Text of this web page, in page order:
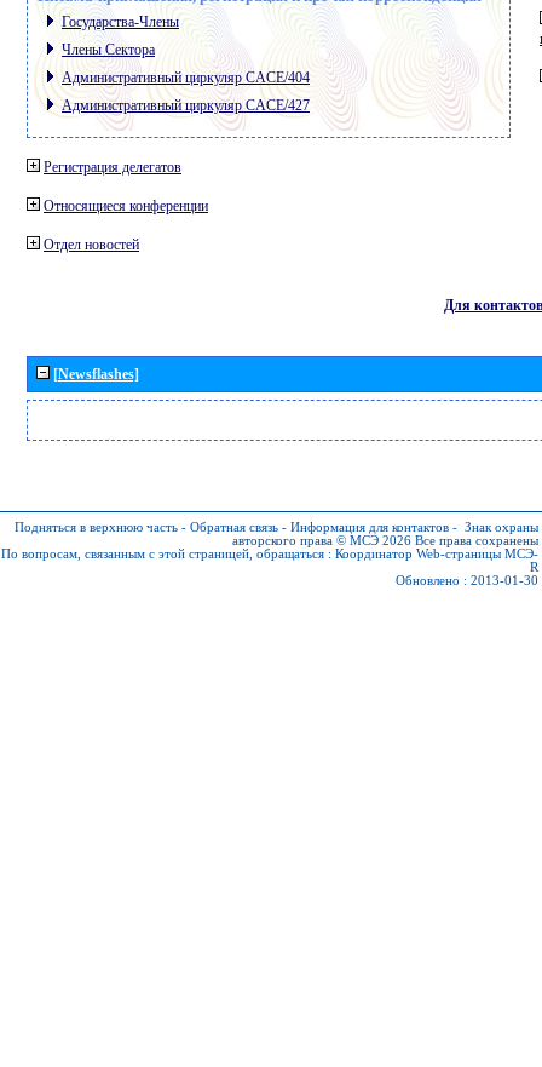
Государства-Члены
Члены Сектора
Административный циркуляр CACE/404
Административный циркуляр CACE/427
Регистрация делегатов
Относящиеся конференции
Отдел новостей
Для контактов
[Newsflashes]
Подняться в верхнюю часть - Обратная связь - Информация для контактов - Знак охраны
авторского права © МСЭ 2026 Все права сохранены
По вопросам, связанным с этой страницей, обращаться : Координатор Web-страницы МСЭ-
R
Обновлено : 2013-01-30